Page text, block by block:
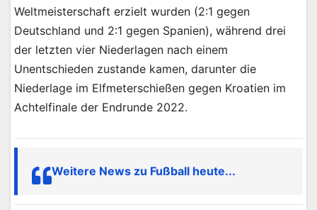
Weltmeisterschaft erzielt wurden (2:1 gegen
Deutschland und 2:1 gegen Spanien), während drei
der letzten vier Niederlagen nach einem
Unentschieden zustande kamen, darunter die
Niederlage im Elfmeterschießen gegen Kroatien im
Achtelfinale der Endrunde 2022.
Weitere News zu Fußball heute...